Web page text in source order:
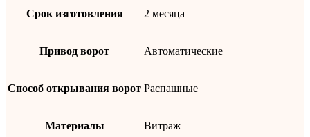
Срок изготовления 2 месяца
Привод ворот Автоматические
Способ открывания ворот Распашные
Материалы Витраж